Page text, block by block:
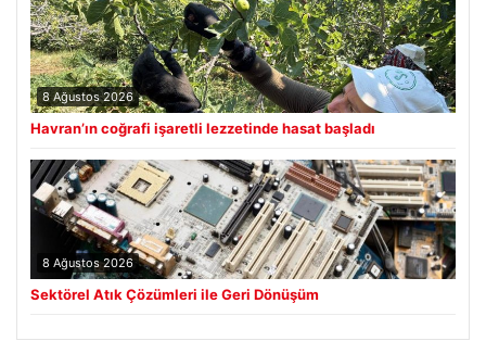
8 Ağustos 2026
Havran’ın coğrafi işaretli lezzetinde hasat başladı
8 Ağustos 2026
Sektörel Atık Çözümleri ile Geri Dönüşüm